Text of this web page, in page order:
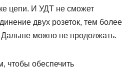
цепи. И УДТ не сможет
двух розеток, тем более
Дальше можно не продолжать.
чтобы обеспечить